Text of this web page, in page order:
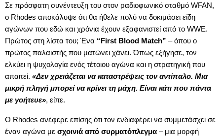
Σε πρόσφατη συνέντευξη του στον ραδιοφωνικό σταθμό WFAN,
ο Rhodes αποκάλυψε ότι θα ήθελε πολύ να δοκιμάσει είδη
αγώνων που εδώ και χρόνια έχουν εξαφανιστεί από το WWE.
Πρώτος στη λίστα του; Ένα “First Blood Match” – όπου ο
πρώτος παλαιστής που ματώνει χάνει. Όπως εξήγησε, τον
ελκύει η ψυχολογία ενός τέτοιου αγώνα και η στρατηγική που
απαιτεί. «Δεν χρειάζεται να καταστρέψεις τον αντίπαλο. Μια
μικρή πληγή μπορεί να κρίνει τη μάχη. Είναι κάτι που πάντα
με γοήτευε», είπε.
Ο Rhodes ανέφερε επίσης ότι τον ενδιαφέρει να συμμετάσχει σε
έναν αγώνα με σχοινιά από συρματόπλεγμα – μια μορφή